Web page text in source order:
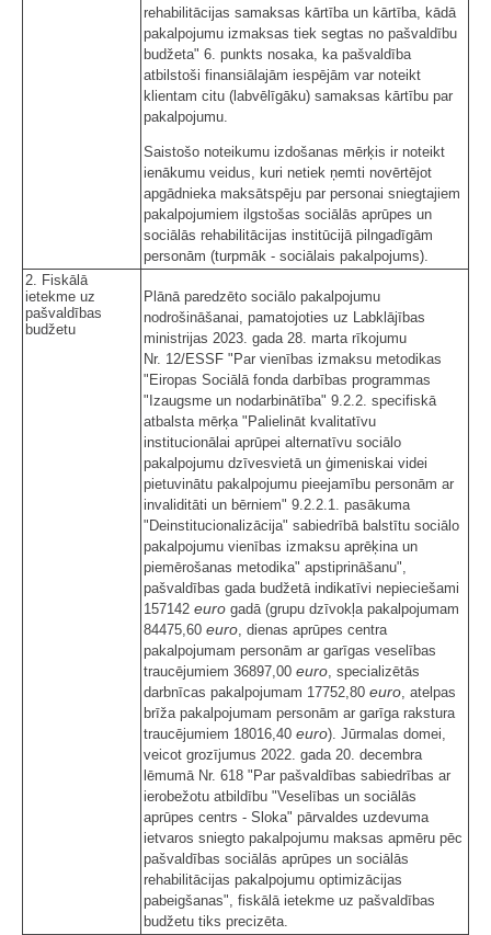
rehabilitācijas samaksas kārtība un kārtība, kādā
pakalpojumu izmaksas tiek segtas no pašvaldību
budžeta" 6. punkts nosaka, ka pašvaldība
atbilstoši finansiālajām iespējām var noteikt
klientam citu (labvēlīgāku) samaksas kārtību par
pakalpojumu.
Saistošo noteikumu izdošanas mērķis ir noteikt
ienākumu veidus, kuri netiek ņemti novērtējot
apgādnieka maksātspēju par personai sniegtajiem
pakalpojumiem ilgstošas sociālās aprūpes un
sociālās rehabilitācijas institūcijā pilngadīgām
personām (turpmāk - sociālais pakalpojums).
2. Fiskālā
ietekme uz
pašvaldības
budžetu
Plānā paredzēto sociālo pakalpojumu
nodrošināšanai, pamatojoties uz Labklājības
ministrijas 2023. gada 28. marta rīkojumu
Nr. 12/ESSF "Par vienības izmaksu metodikas
"Eiropas Sociālā fonda darbības programmas
"Izaugsme un nodarbinātība" 9.2.2. specifiskā
atbalsta mērķa "Palielināt kvalitatīvu
institucionālai aprūpei alternatīvu sociālo
pakalpojumu dzīvesvietā un ģimeniskai videi
pietuvinātu pakalpojumu pieejamību personām ar
invaliditāti un bērniem" 9.2.2.1. pasākuma
"Deinstitucionalizācija" sabiedrībā balstītu sociālo
pakalpojumu vienības izmaksu aprēķina un
piemērošanas metodika" apstiprināšanu",
pašvaldības gada budžetā indikatīvi nepieciešami
157142 euro gadā (grupu dzīvokļa pakalpojumam
84475,60 euro , dienas aprūpes centra
pakalpojumam personām ar garīgas veselības
traucējumiem 36897,00 euro , specializētās
darbnīcas pakalpojumam 17752,80 euro , atelpas
brīža pakalpojumam personām ar garīga rakstura
traucējumiem 18016,40 euro). Jūrmalas domei,
veicot grozījumus 2022. gada 20. decembra
lēmumā Nr. 618 "Par pašvaldības sabiedrības ar
ierobežotu atbildību "Veselības un sociālās
aprūpes centrs - Sloka" pārvaldes uzdevuma
ietvaros sniegto pakalpojumu maksas apmēru pēc
pašvaldības sociālās aprūpes un sociālās
rehabilitācijas pakalpojumu optimizācijas
pabeigšanas", fiskālā ietekme uz pašvaldības
budžetu tiks precizēta.